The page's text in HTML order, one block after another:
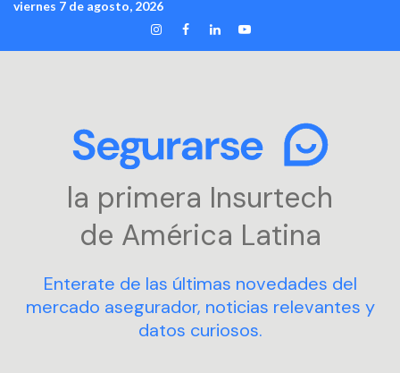
Skip
content
viernes 7 de agosto, 2026
INSTAGRAM
FACEBOOK
LINKEDIN
YOUTUBE
la primera Insurtech
de América Latina
Enterate de las últimas novedades del
mercado asegurador, noticias relevantes y
datos curiosos.